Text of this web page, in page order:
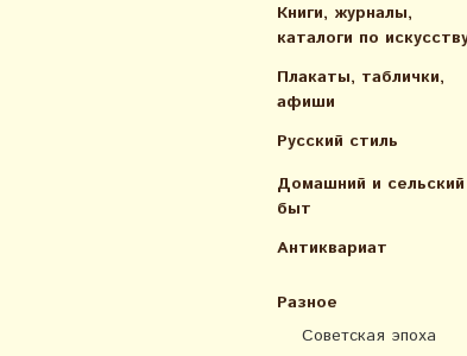
Книги, журналы,
каталоги по
Плакаты, таблички,
афиши
Русский стиль
Домашний и сельский
быт
Антиквариат
Разное
Советская эпоха